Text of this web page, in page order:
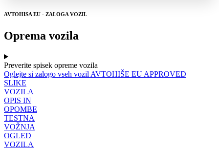
AVTOHISA EU - ZALOGA VOZIL
Oprema vozila
Preverite spisek opreme vozila
Oglejte si zalogo vseh vozil AVTOHIŠE EU APPROVED
SLIKE
VOZILA
OPIS IN
OPOMBE
TESTNA
VOŽNJA
OGLED
VOZILA